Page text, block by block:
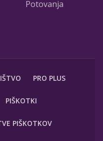
Potovanja
PRO PLUS
PIŠKOTKI
PIŠKOTKOV